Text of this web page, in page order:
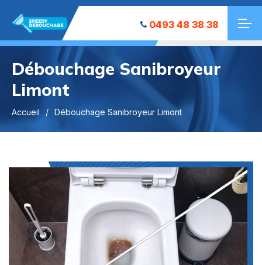
0493 48 38 38
Débouchage Sanibroyeur
Limont
Accueil Débouchage Sanibroyeur Limont